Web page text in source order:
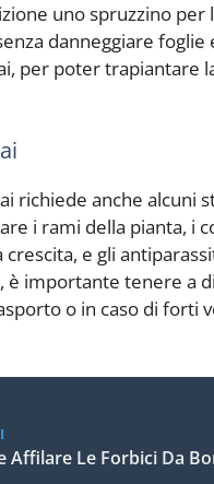
uno spruzzino
danneggiare
per poter trapiantare
richiede anche alcuni
i rami della pianta, i
e gli
è importante tenere a
o in caso di forti
Affilare Le Forbici Da